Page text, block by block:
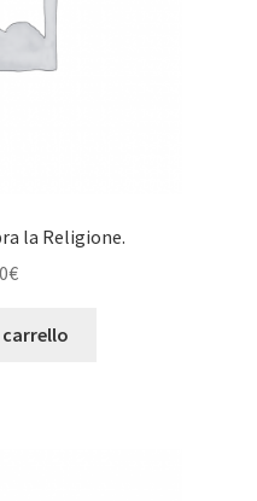
la Religione.
€